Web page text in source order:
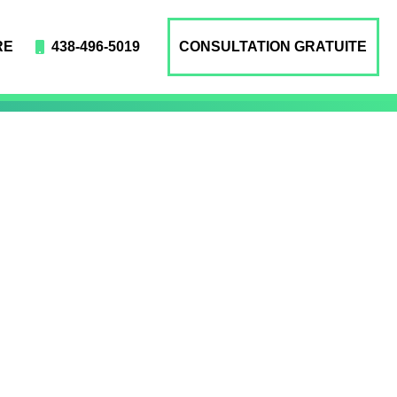
438-496-5019 CONSULTATION GRATUITE